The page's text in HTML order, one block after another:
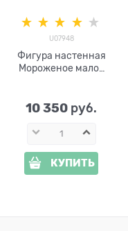
U07948
Фигура настенная
Мороженое малое
h=88см
10 350 руб.
КУПИТЬ